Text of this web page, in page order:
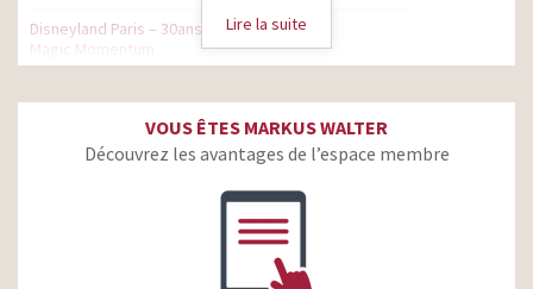
Disneyland Paris – 30ans –
Magic Momentum
tough – Chuck Norris
réalisateur
Boursin – La Fine Équipe – réalisateur
réalisateur
réalisateur
Lire la suite
VOUS ÊTES MARKUS WALTER
Découvrez les avantages de l’espace membre